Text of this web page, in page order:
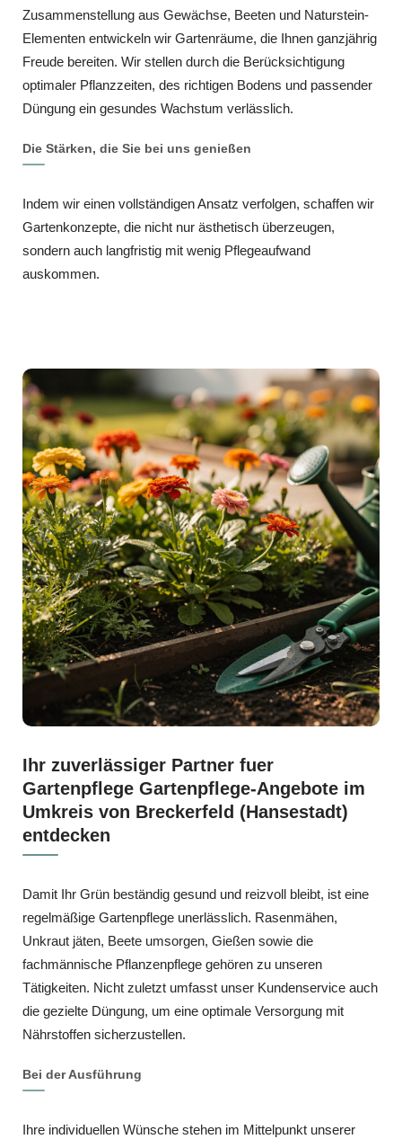
Zusammenstellung aus Gewächse, Beeten und Naturstein-
Elementen entwickeln wir Gartenräume, die Ihnen ganzjährig
Freude bereiten. Wir stellen durch die Berücksichtigung
optimaler Pflanzzeiten, des richtigen Bodens und passender
Düngung ein gesundes Wachstum verlässlich.
Die Stärken, die Sie bei uns genießen
Indem wir einen vollständigen Ansatz verfolgen, schaffen wir
Gartenkonzepte, die nicht nur ästhetisch überzeugen,
sondern auch langfristig mit wenig Pflegeaufwand
auskommen.
Ihr zuverlässiger Partner fuer
Gartenpflege Gartenpflege-Angebote im
Umkreis von Breckerfeld (Hansestadt)
entdecken
Damit Ihr Grün beständig gesund und reizvoll bleibt, ist eine
regelmäßige Gartenpflege unerlässlich. Rasenmähen,
Unkraut jäten, Beete umsorgen, Gießen sowie die
fachmännische Pflanzenpflege gehören zu unseren
Tätigkeiten. Nicht zuletzt umfasst unser Kundenservice auch
die gezielte Düngung, um eine optimale Versorgung mit
Nährstoffen sicherzustellen.
Bei der Ausführung
Ihre individuellen Wünsche stehen im Mittelpunkt unserer